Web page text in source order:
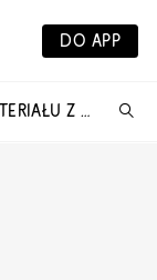
DO APP
BLUZKA TUNIKOWA Z LEJĄCEGO MATERIAŁU Z WISKOZĄ